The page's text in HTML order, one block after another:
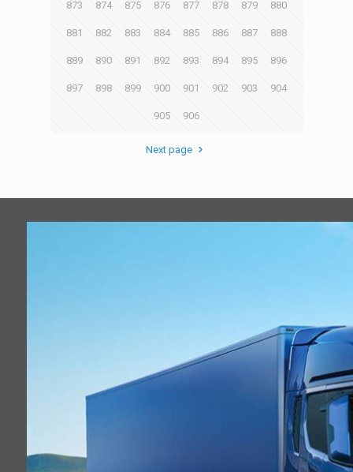
873 874 875 876 877 878 879 880
881 882 883 884 885 886 887 888
889 890 891 892 893 894 895 896
897 898 899 900 901 902 903 904
905 906
Next page